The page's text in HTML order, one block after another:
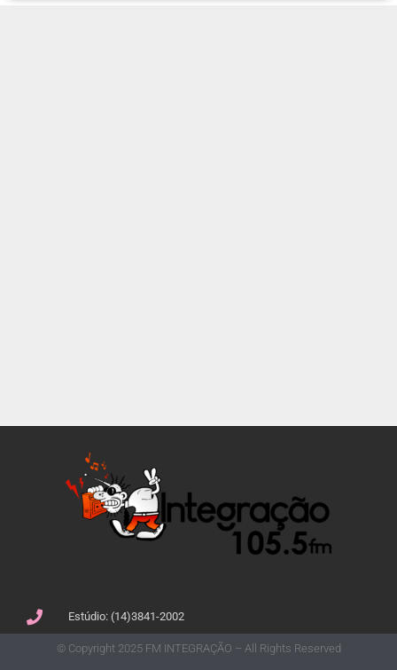
Estúdio: (14)3841-2002
© Copyright 2025 FM INTEGRAÇÃO – All Rights Reserved